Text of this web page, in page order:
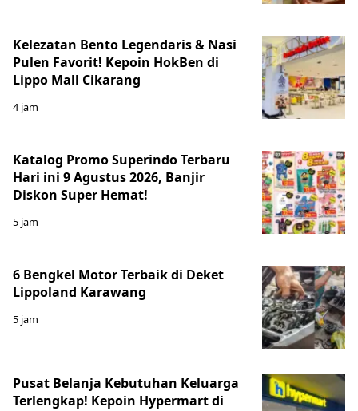
Kelezatan Bento Legendaris & Nasi
Pulen Favorit! Kepoin HokBen di
Lippo Mall Cikarang
4 jam
Katalog Promo Superindo Terbaru
Hari ini 9 Agustus 2026, Banjir
Diskon Super Hemat!
5 jam
6 Bengkel Motor Terbaik di Deket
Lippoland Karawang
5 jam
Pusat Belanja Kebutuhan Keluarga
Terlengkap! Kepoin Hypermart di